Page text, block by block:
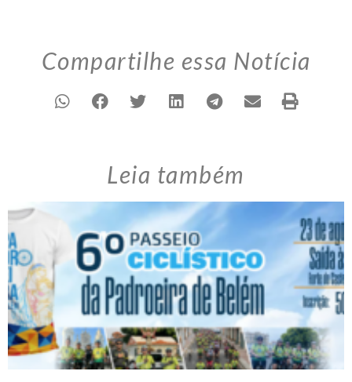
Compartilhe essa Notícia
Leia também